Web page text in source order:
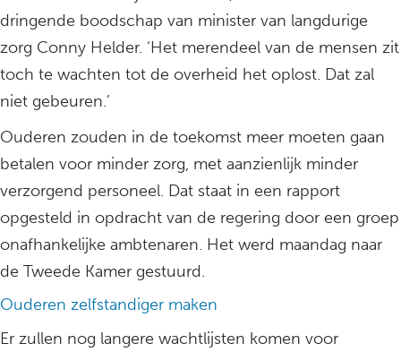
dringende boodschap van minister van langdurige
zorg Conny Helder. ‘Het merendeel van de mensen zit
toch te wachten tot de overheid het oplost. Dat zal
niet gebeuren.’
Ouderen zouden in de toekomst meer moeten gaan
betalen voor minder zorg, met aanzienlijk minder
verzorgend personeel. Dat staat in een rapport
opgesteld in opdracht van de regering door een groep
onafhankelijke ambtenaren. Het werd maandag naar
de Tweede Kamer gestuurd.
Ouderen zelfstandiger maken
Er zullen nog langere wachtlijsten komen voor